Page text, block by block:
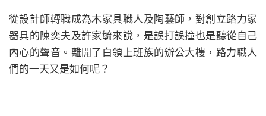
從設計師轉職成為木家具職人及陶藝師，對創立路力家
器具的陳奕夫及許家毓來說，是誤打誤撞也是聽從自己
內心的聲音。離開了白領上班族的辦公大樓，路力職人
們的一天又是如何呢？